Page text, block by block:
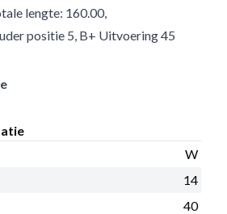
lengte: 160.00,
positie 5, B+ Uitvoering 45
W
14
40